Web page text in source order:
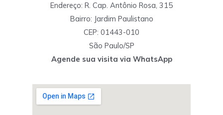
Endereço: R. Cap. Antônio Rosa, 315
Bairro: Jardim Paulistano
CEP: 01443-010
São Paulo/SP
Agende sua visita via WhatsApp